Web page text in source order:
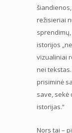
režisieriai
istorijos
vizualiniai
nei
prisiminė
save, sekė
istorijas.“
Nors tai –